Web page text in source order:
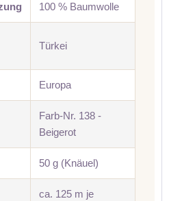
100 % Baumwolle
Türkei
Europa
Farb-Nr. 138 -
Beigerot
50 g (Knäuel)
ca. 125 m je